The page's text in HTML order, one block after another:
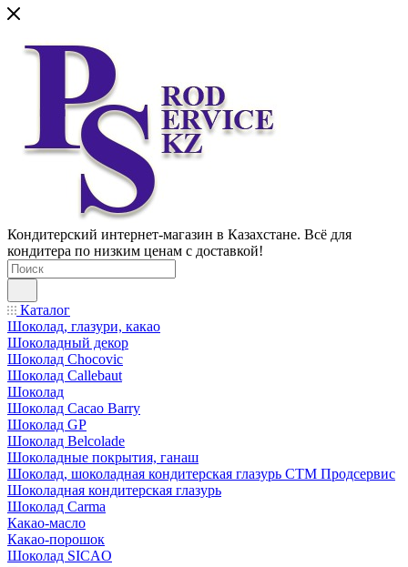
Кондитерский интернет-магазин в Казахстане. Всё для
кондитера по низким ценам с доставкой!
Каталог
Шоколад, глазури, какао
Шоколадный декор
Шоколад Chocovic
Шоколад Callebaut
Шоколад
Шоколад Cacao Barry
Шоколад GP
Шоколад Belcolade
Шоколадные покрытия, ганаш
Шоколад, шоколадная кондитерская глазурь СТМ Продсервис
Шоколадная кондитерская глазурь
Шоколад Carma
Какао-масло
Какао-порошок
Шоколад SICAO